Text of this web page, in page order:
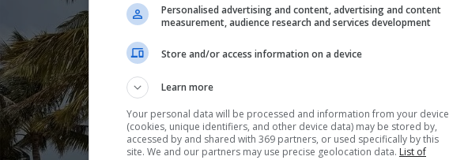
Personalised advertising and content, advertising and content
measurement, audience research and services development
Store and/or access information on a device
Learn more
Your personal data will be processed and information from your device
(cookies, unique identifiers, and other device data) may be stored by,
accessed by and shared with 369 partners, or used specifically by this
site. We and our partners may use precise geolocation data. List of